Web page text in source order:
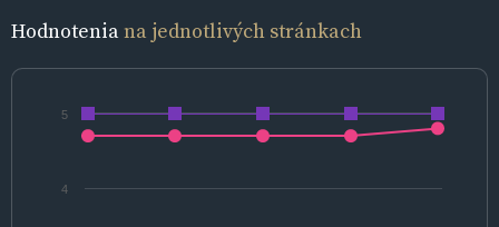
Hodnoteniana jednotlivých stránkach
4
5